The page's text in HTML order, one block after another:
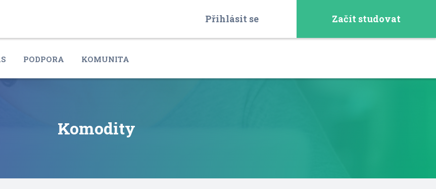
Přihlásit se Začít studovat
PODPORA KOMUNITA
Komodity